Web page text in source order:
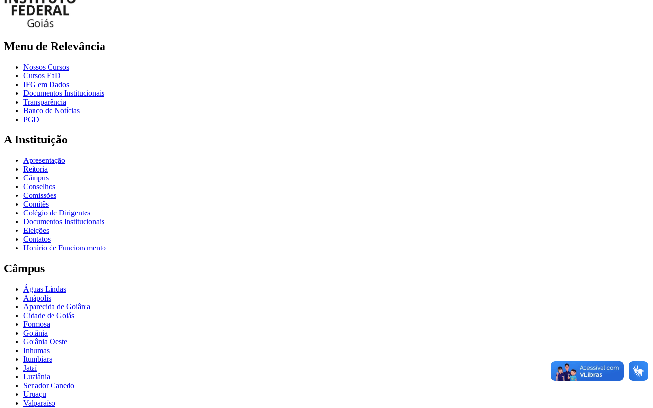
Menu de Relevância
Nossos Cursos
Cursos EaD
IFG em Dados
Documentos Institucionais
Transparência
Banco de Notícias
PGD
A Instituição
Apresentação
Reitoria
Câmpus
Conselhos
Comissões
Comitês
Colégio de Dirigentes
Documentos Institucionais
Eleições
Contatos
Horário de Funcionamento
Câmpus
Águas Lindas
Anápolis
Aparecida de Goiânia
Cidade de Goiás
Formosa
Goiânia
Goiânia Oeste
Inhumas
Itumbiara
Jataí
Luziânia
Senador Canedo
Uruaçu
Valparaíso